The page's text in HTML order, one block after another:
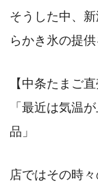
そうした中、
らかき氷の提供
【中条たまご
「最近は気温
品」
店ではその時